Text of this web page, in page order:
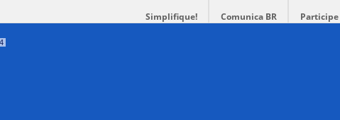
Simplifique! Comunica BR Participe
4